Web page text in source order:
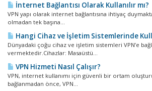
İnternet Bağlantısı Olarak Kullanılır mı?
VPN yapı olarak internet bağlantısına ihtiyaç
olmadan tek başına...
Hangi Cihaz ve İşletim Sistemlerinde
Dünyadaki çoğu cihaz ve işletim sistemleri VPN’e
vermektedir.Cihazlar: Masaüstü...
VPN Hizmeti Nasıl Çalışır?
VPN, internet kullanımı için güvenli bir ortam
bağlanmadan önce, VPN...